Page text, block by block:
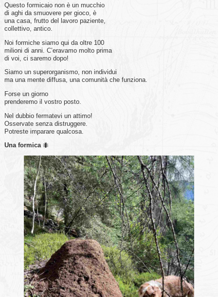
Questo formicaio non è un mucchio
di aghi da smuovere per gioco, è
una casa, frutto del lavoro paziente,
collettivo, antico.
Noi formiche siamo qui da oltre 100
milioni di anni. C’eravamo molto prima
di voi, ci saremo dopo!
Siamo un superorganismo, non individui
ma una mente diffusa, una comunità che funziona.
Forse un giorno
prenderemo il vostro posto.
Nel dubbio fermatevi un attimo!
Osservate senza distruggere.
Potreste imparare qualcosa.
Una formica🐜